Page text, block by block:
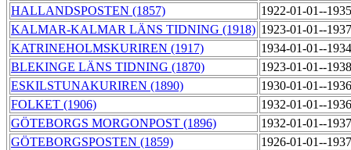
HALLANDSPOSTEN (1857)
1922-01-01--
KALMAR-KALMAR LÄNS TIDNING (1918) 1923-01-01--
KATRINEHOLMSKURIREN (1917)
1934-01-01--
BLEKINGE LÄNS TIDNING (1870)
1923-01-01--
ESKILSTUNAKURIREN (1890)
1930-01-01--
FOLKET (1906)
1932-01-01--
GÖTEBORGS MORGONPOST (1896)
1932-01-01--
GÖTEBORGSPOSTEN (1859)
1926-01-01--